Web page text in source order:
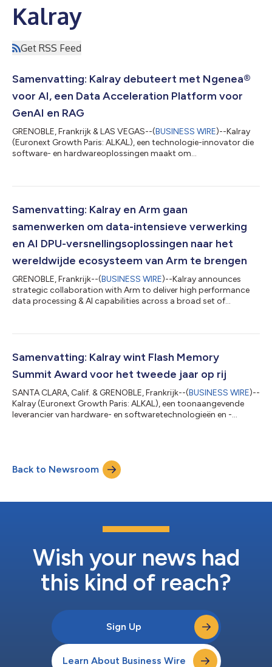
Kalray
Get RSS Feed
Samenvatting: Kalray debuteert met Ngenea®
voor AI, een Data Acceleration Platform voor
GenAI en RAG
GRENOBLE, Frankrijk & LAS VEGAS--(BUSINESS WIRE)--Kalray
(Euronext Growth Paris: ALKAL), een technologie-innovator die
software- en hardwareoplossingen maakt om
Platform dat specifiek is afgestemd op AI-gegevenskanalen. Nu
op te nemen en toegankelijk te maken, helpt Ngenea voor AI om
de prestaties op te drijven, het gegeve...
Samenvatting: Kalray en Arm gaan
samenwerken om data-intensieve verwerking
en AI DPU-versnellingsoplossingen naar het
wereldwijde ecosysteem van Arm te brengen
GRENOBLE, Frankrijk--(BUSINESS WIRE)--Kalray announces
strategic collaboration with Arm to deliver high performance
data processing & AI capabilities across a broad set of
Samenvatting: Kalray wint Flash Memory
Summit Award voor het tweede jaar op rij
SANTA CLARA, Calif. & GRENOBLE, Frankrijk--(BUSINESS WIRE)--
Kalray (Euronext Growth Paris: ALKAL), een toonaangevende
leverancier van hardware- en softwaretechnologieën en -
competitie. Flash Memory Summit (FMS) is 's werelds grootste
internationale allesomvattende geheugen- en
opslagtentoonstelling, georganiseerd in het Santa...
Back to Newsroom
Wish your news had
this kind of reach?
Sign Up
Learn About Business Wire